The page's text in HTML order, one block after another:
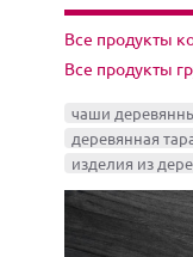
Все продукты
Все продукты
чаши
деревянная
изделия из